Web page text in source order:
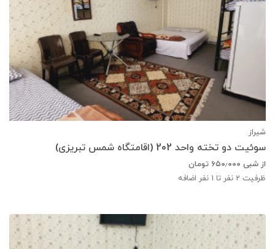
شیراز
سوئیت دو تخته واحد 202 (اقامتگاه شمس تبریزی)
از شبی ۶۵۰٫۰۰۰ تومان
ظرفیت 2 نفر تا 1 نفر اضافه